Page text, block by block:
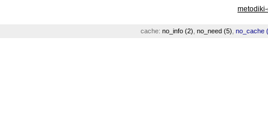
cache: no_info (2) no_need (5) no_cache